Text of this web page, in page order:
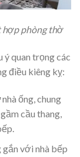
hợp phòng thờ
ý quan trọng các
điều kiêng kỵ:
nhà ống, chung
cầu thang,
với nhà bếp